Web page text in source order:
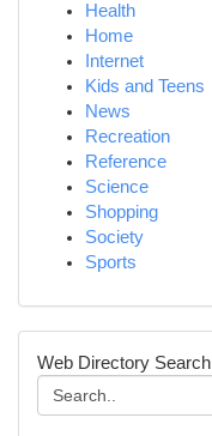
Health
Home
Internet
Kids and Teens
News
Recreation
Reference
Science
Shopping
Society
Sports
Web Directory Search